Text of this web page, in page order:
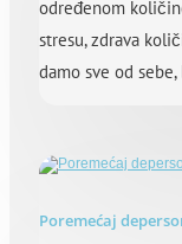
određenom
stresu, zdrava
damo sve od
Poremećaj